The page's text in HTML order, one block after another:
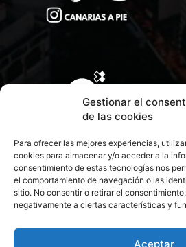
Gestionar el
de las cookies
Para ofrecer las mejores experiencias,
cookies para almacenar y/o acceder a la
consentimiento de estas tecnologías nos
el comportamiento de navegación o las
sitio. No consentir o retirar el
negativamente a ciertas características y
Aceptar
CONTACTA CON NOSOTROS